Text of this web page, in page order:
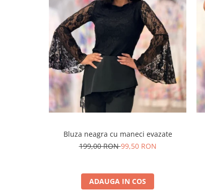
Bluza neagra cu maneci evazate
199,00 RON99,50 RON
ADAUGA IN COS